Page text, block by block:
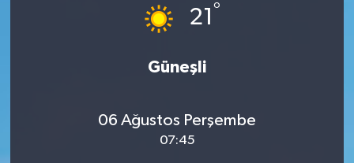
21 °
Güneşli
06 Ağustos Perşembe
07:45
Gizlilik Sözleşmesi